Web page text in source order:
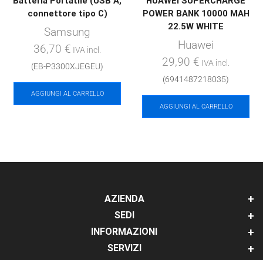
connettore tipo C)
Samsung
36,70 € IVA incl.
(EB-P3300XJEGEU)
AGGIUNGI AL CARRELLO
POWER BANK 10000 MAH
22.5W WHITE
Huawei
29,90 € IVA incl.
(6941487218035)
AGGIUNGI AL CARRELLO
AZIENDA
SEDI
INFORMAZIONI
SERVIZI